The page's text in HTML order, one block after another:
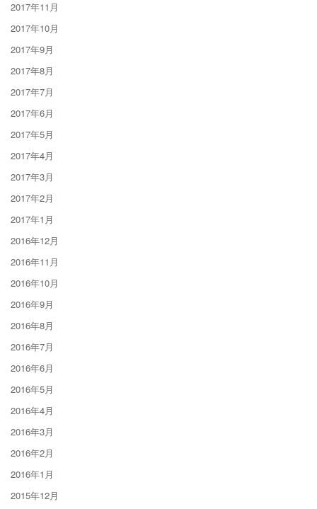
2017年11月
2017年10月
2017年9月
2017年8月
2017年7月
2017年6月
2017年5月
2017年4月
2017年3月
2017年2月
2017年1月
2016年12月
2016年11月
2016年10月
2016年9月
2016年8月
2016年7月
2016年6月
2016年5月
2016年4月
2016年3月
2016年2月
2016年1月
2015年12月